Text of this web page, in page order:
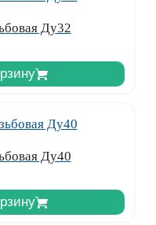
Ду32
Ду40